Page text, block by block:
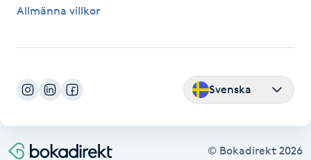
Hudvård
Hyaluronsyra
Hyperhidros
Hypnos
Allmänna villkor
Svenska
© Bokadirekt 2026